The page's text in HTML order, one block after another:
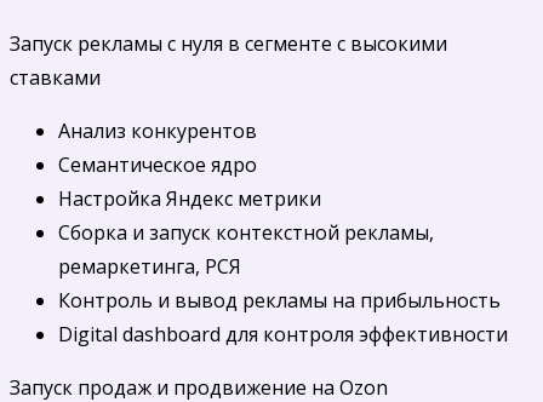
Запуск рекламы с нуля в сегменте с высокими
ставками
Анализ конкурентов
Семантическое ядро
Настройка Яндекс метрики
Сборка и запуск контекстной рекламы,
ремаркетинга, РСЯ
Контроль и вывод рекламы на прибыльность
Digital dashboard для контроля эффективности
Запуск продаж и продвижение на Ozon